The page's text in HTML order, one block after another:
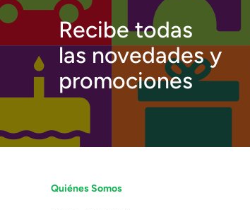
Recibe todas
las novedades y
promociones
Quiénes Somos